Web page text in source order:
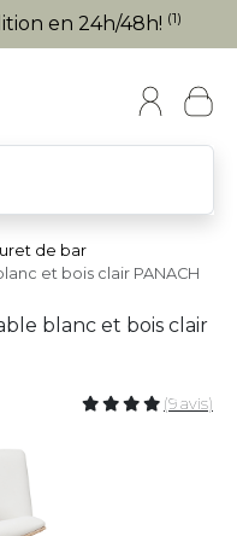
en 24h/48h! (1)
de bar
et bois clair PANACH
blanc et bois clair
(9 avis)